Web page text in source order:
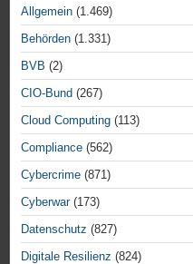
Allgemein (1.469)
Behörden (1.331)
BVB (2)
CIO-Bund (267)
Cloud Computing (113)
Compliance (562)
Cybercrime (871)
Cyberwar(173)
Datenschutz (827)
Digitale Resilienz (824)